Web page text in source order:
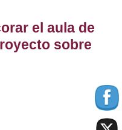
el aula de
sobre